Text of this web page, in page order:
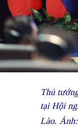
Thủ
tại Hội
Lào.